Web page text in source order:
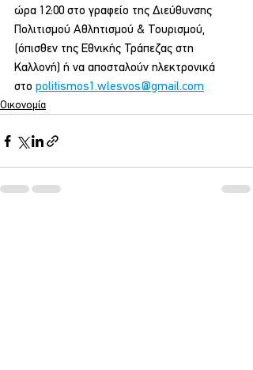
ώρα 12:00 στο γραφείο της Διεύθυνσης
Πολιτισμού Αθλητισμού & Τουρισμού,
(όπισθεν της Εθνικής Τράπεζας στη
Καλλονή) ή να αποσταλούν ηλεκτρονικά
στο politismos1.wlesvos@gmail.com
Οικονομία